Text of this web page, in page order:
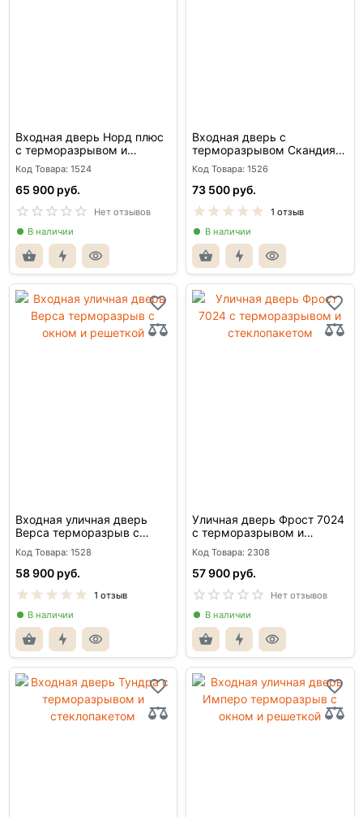
Входная дверь Норд плюс
с терморазрывом и
стеклопакетом
Код Товара: 1524
65 900 руб.
Нет отзывов
В наличии
Входная дверь с
терморазрывом Скандия
для улицы со стеклом
Код Товара: 1526
73 500 руб.
1 отзыв
В наличии
Входная уличная дверь
Верса терморазрыв с
окном и решеткой
Код Товара: 1528
58 900 руб.
1 отзыв
В наличии
Уличная дверь Фрост 7024
с терморазрывом и
стеклопакетом
Код Товара: 2308
57 900 руб.
Нет отзывов
В наличии